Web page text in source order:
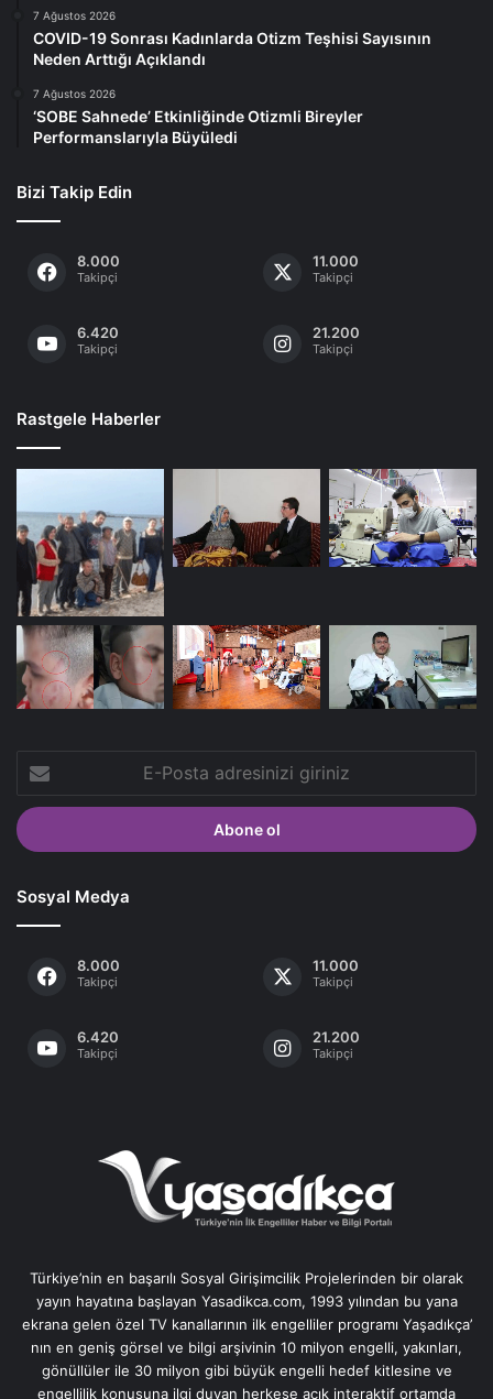
7 Ağustos 2026
COVID-19 Sonrası Kadınlarda Otizm Teşhisi Sayısının
Neden Arttığı Açıklandı
7 Ağustos 2026
‘SOBE Sahnede’ Etkinliğinde Otizmli Bireyler
Performanslarıyla Büyüledi
Bizi Takip Edin
8.000
Takipçi
11.000
Takipçi
6.420
Takipçi
21.200
Takipçi
Rastgele Haberler
Posta
adresinizi
giriniz
Sosyal Medya
8.000
Takipçi
11.000
Takipçi
6.420
Takipçi
21.200
Takipçi
Türkiye’nin en başarılı Sosyal Girişimcilik Projelerinden bir olarak
yayın hayatına başlayan Yasadikca.com, 1993 yılından bu yana
ekrana gelen özel TV kanallarının ilk engelliler programı Yaşadıkça’
nın en geniş görsel ve bilgi arşivinin 10 milyon engelli, yakınları,
gönüllüler ile 30 milyon gibi büyük engelli hedef kitlesine ve
engellilik konusuna ilgi duyan herkese açık interaktif ortamda